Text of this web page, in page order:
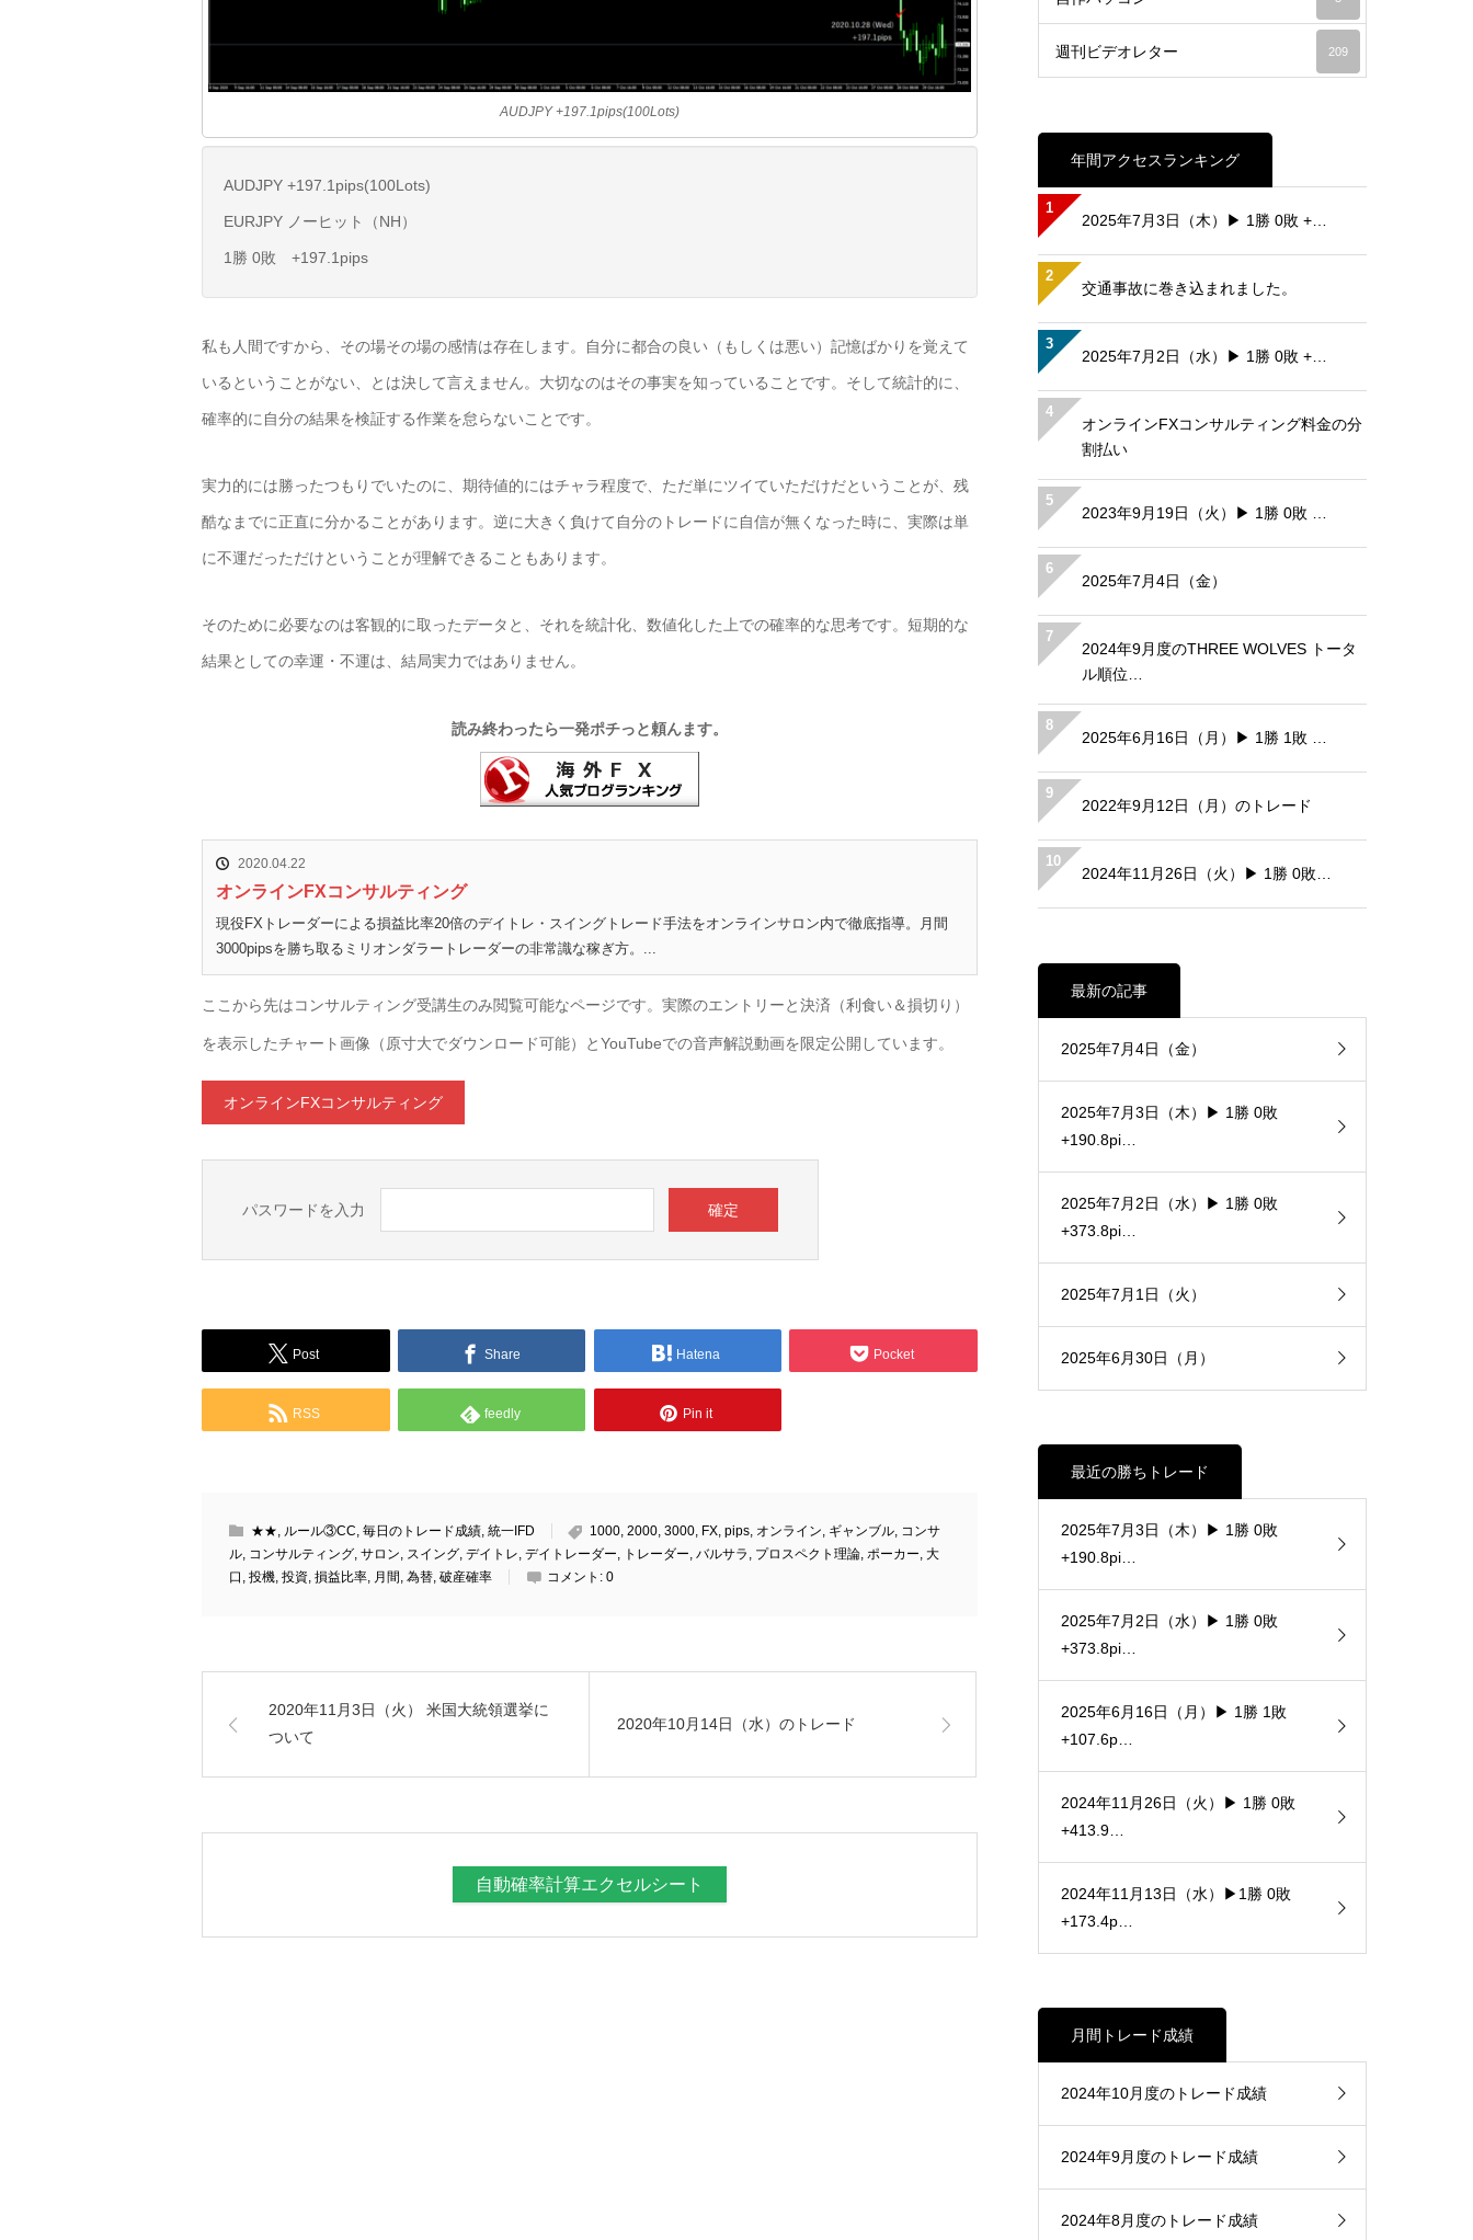
AUDJPY +197.1pips(100Lots)
AUDJPY +197.1pips(100Lots)
EURJPY ノーヒット（NH）
1勝 0敗 +197.1pips
私も人間ですから、その場その場の感情は存在します。自分に都合の良い（もしくは悪い）記憶ばかりを覚えて
いるということがない、とは決して言えません。大切なのはその事実を知っていることです。そして統計的に、
確率的に自分の結果を検証する作業を怠らないことです。
実力的には勝ったつもりでいたのに、期待値的にはチャラ程度で、ただ単にツイていただけだということが、残
酷なまでに正直に分かることがあります。逆に大きく負けて自分のトレードに自信が無くなった時に、実際は単
に不運だっただけということが理解できることもあります。
そのために必要なのは客観的に取ったデータと、それを統計化、数値化した上での確率的な思考です。短期的な
結果としての幸運・不運は、結局実力ではありません。
読み終わったら一発ポチっと頼んます。
2020.04.22
オンラインFXコンサルティング
現役FXトレーダーによる損益比率20倍のデイトレ・スイングトレード手法をオンラインサロン内で徹底指導。月間
3000pipsを勝ち取るミリオンダラートレーダーの非常識な稼ぎ方。...
ここから先はコンサルティング受講生のみ閲覧可能なページです。実際のエントリーと決済（利食い＆損切り）
を表示したチャート画像（原寸大でダウンロード可能）とYouTubeでの音声解説動画を限定公開しています。
オンラインFXコンサルティング
パスワードを入力
Post Share Hatena Pocket
RSS feedly Pin it
★★, ルール③CC, 毎日のトレード成績, 統一IFD 1000, 2000, 3000, FX, pips, オンライン, ギャンブル, コンサ
ル, コンサルティング, サロン, スイング, デイトレ, デイトレーダー, トレーダー, バルサラ , プロスペクト理論, ポーカー, 大
口 , 投機, 投資, 損益比率, 月間, 為替, 破産確率 コメント: 0
2020年11月3日（火） 米国大統領選挙に
ついて
2020年10月14日（水）のトレード
自動確率計算エクセルシート
週刊ビデオレター 209
年間アクセスランキング
1
2025年7月3日（木）▶ 1勝 0敗 +…
2
交通事故に巻き込まれました。
3
2025年7月2日（水）▶ 1勝 0敗 +…
4
オンラインFXコンサルティング料金の分
割払い
5
2023年9月19日（火）▶ 1勝 0敗 …
6
2025年7月4日（金）
7
2024年9月度のTHREE WOLVES トータ
ル順位…
8
2025年6月16日（月）▶ 1勝 1敗 …
9
2022年9月12日（月）のトレード
10
2024年11月26日（火）▶ 1勝 0敗…
最新の記事
2025年7月4日（金）
2025年7月3日（木）▶ 1勝 0敗
+190.8pi…
2025年7月2日（水）▶ 1勝 0敗
+373.8pi…
2025年7月1日（火）
2025年6月30日（月）
最近の勝ちトレード
2025年7月3日（木）▶ 1勝 0敗
+190.8pi…
2025年7月2日（水）▶ 1勝 0敗
+373.8pi…
2025年6月16日（月）▶ 1勝 1敗
+107.6p…
2024年11月26日（火）▶ 1勝 0敗
+413.9…
2024年11月13日（水）▶1勝 0敗
+173.4p…
月間トレード成績
2024年10月度のトレード成績
2024年9月度のトレード成績
2024年8月度のトレード成績